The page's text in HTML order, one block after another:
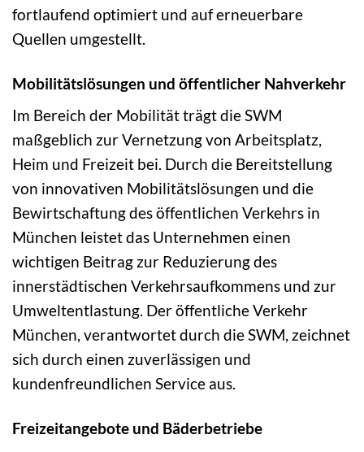
fortlaufend optimiert und auf erneuerbare
Quellen umgestellt.
Mobilitätslösungen und öffentlicher Nahverkehr
Im Bereich der Mobilität trägt die SWM
maßgeblich zur Vernetzung von Arbeitsplatz,
Heim und Freizeit bei. Durch die Bereitstellung
von innovativen Mobilitätslösungen und die
Bewirtschaftung des öffentlichen Verkehrs in
München leistet das Unternehmen einen
wichtigen Beitrag zur Reduzierung des
innerstädtischen Verkehrsaufkommens und zur
Umweltentlastung. Der öffentliche Verkehr
München, verantwortet durch die SWM, zeichnet
sich durch einen zuverlässigen und
kundenfreundlichen Service aus.
Freizeitangebote und Bäderbetriebe